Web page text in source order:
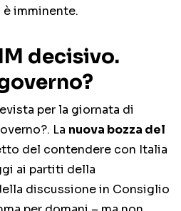
imminente.
decisivo.
per la giornata di
La nuova bozza del
del contendere con Italia
ai partiti della
discussione in Consiglio